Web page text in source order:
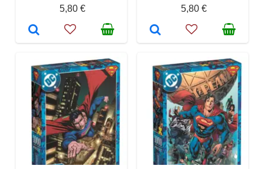
5,80 €
5,80 €